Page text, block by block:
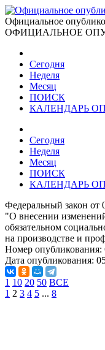
Официальное
ОФИЦИАЛЬНОЕ
Сегодня
Неделя
Месяц
ПОИСК
КАЛЕНДАРЬ
Сегодня
Неделя
Месяц
ПОИСК
КАЛЕНДАРЬ
Федеральный закон
"О внесении
обязательном
на производстве и
Номер опубликования:
Дата опубликования:
1 10 20 50 ВСЕ
1 2 3 4 5 ... 8